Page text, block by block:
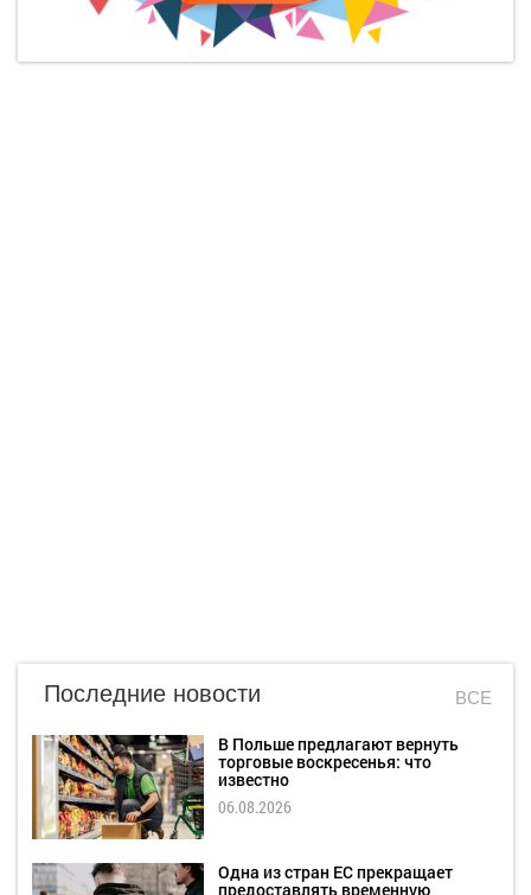
Последние новости ВСЕ
В Польше предлагают вернуть
торговые воскресенья: что
известно
06.08.2026
Одна из стран ЕС прекращает
предоставлять временную